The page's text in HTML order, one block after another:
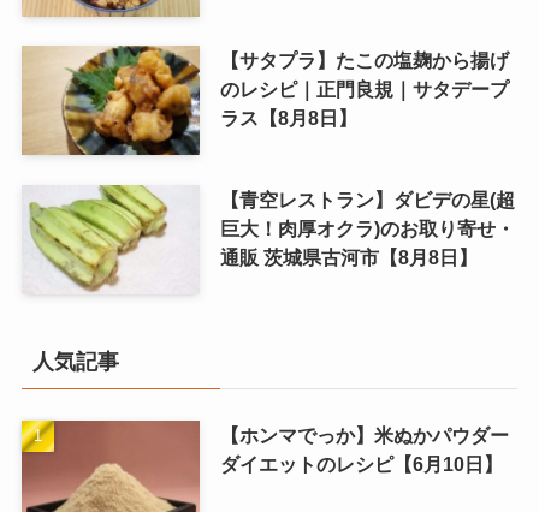
【サタプラ】たこの塩麹から揚げ
のレシピ｜正門良規｜サタデープ
ラス【8月8日】
【青空レストラン】ダビデの星(超
巨大！肉厚オクラ)のお取り寄せ・
通販 茨城県古河市【8月8日】
人気記事
【ホンマでっか】米ぬかパウダー
ダイエットのレシピ【6月10日】